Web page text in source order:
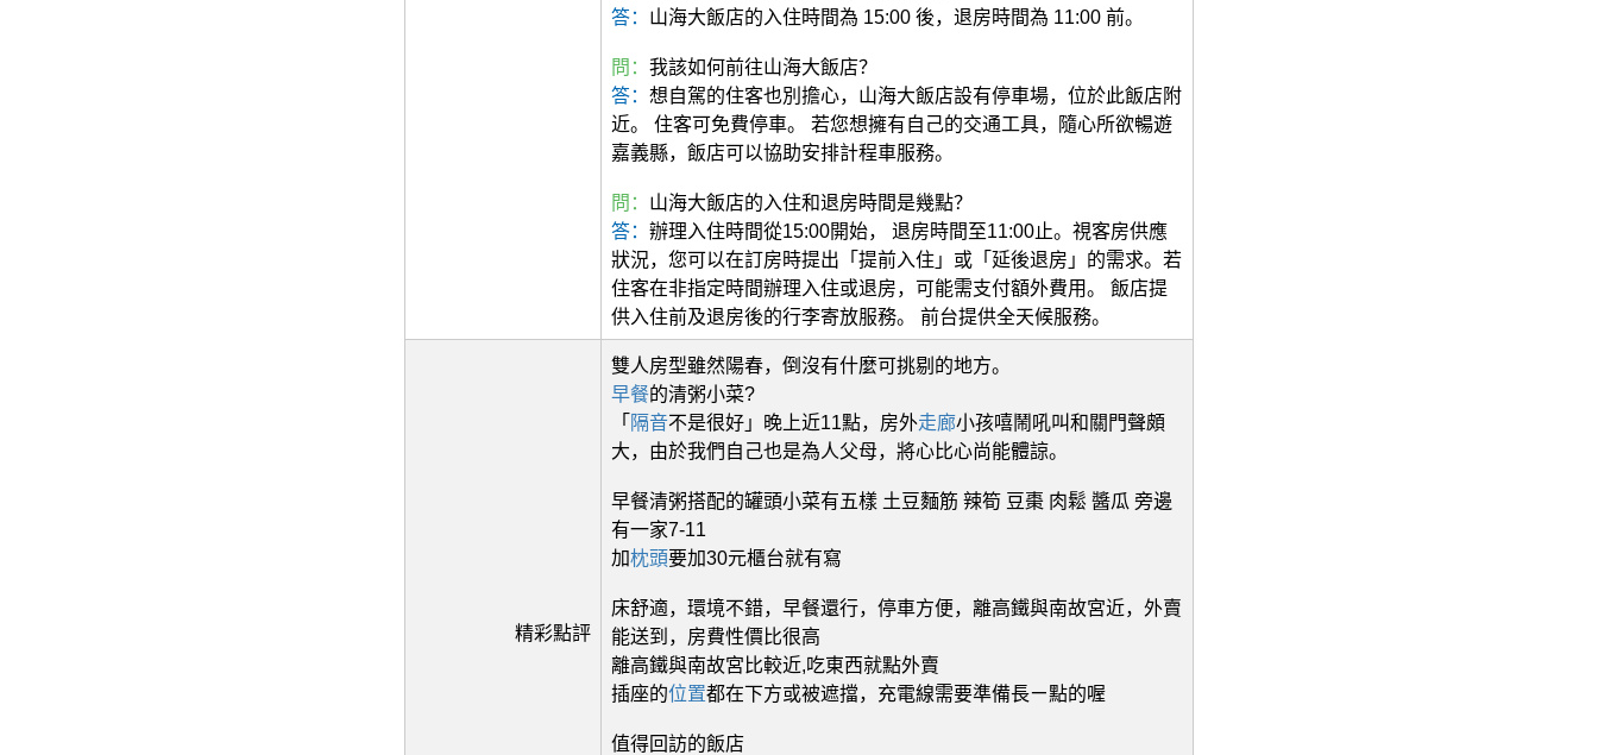
答： 山海大飯店的入住時間為 15:00 後，退房時間為 11:00 前。
問： 我該如何前往山海大飯店？
答： 想自駕的住客也別擔心，山海大飯店設有停車場，位於此飯店附
近。 住客可免費停車。 若您想擁有自己的交通工具，隨心所欲暢遊
嘉義縣，飯店可以協助安排計程車服務。
問： 山海大飯店的入住和退房時間是幾點？
答： 辦理入住時間從15:00開始， 退房時間至11:00止。視客房供應
狀況，您可以在訂房時提出「提前入住」或「延後退房」的需求。若
住客在非指定時間辦理入住或退房，可能需支付額外費用。 飯店提
供入住前及退房後的行李寄放服務。 前台提供全天候服務。
精彩點評
雙人房型雖然陽春，倒沒有什麼可挑剔的地方。
早餐的清粥小菜?
「 隔音不是很好」晚上近11點，房外走廊小孩嘻鬧吼叫和關門聲頗
大，由於我們自己也是為人父母，將心比心尚能體諒。
早餐清粥搭配的罐頭小菜有五樣 土豆麵筋 辣筍 豆棗 肉鬆 醬瓜 旁邊
有一家7-11
加枕頭要加30元櫃台就有寫
床舒適，環境不錯，早餐還行，停車方便，離高鐵與南故宮近，外賣
能送到，房費性價比很高
離高鐵與南故宮比較近,吃東西就點外賣
插座的位置都在下方或被遮擋，充電線需要準備長ㄧ點的喔
值得回訪的飯店